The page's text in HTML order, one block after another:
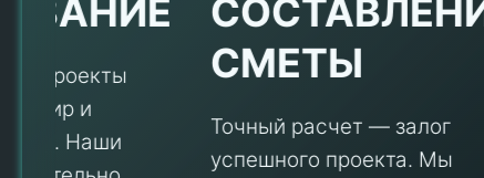
СОСТАВЛЕНИЕ
СМЕТЫ
Точный расчет — залог
успешного проекта. Мы